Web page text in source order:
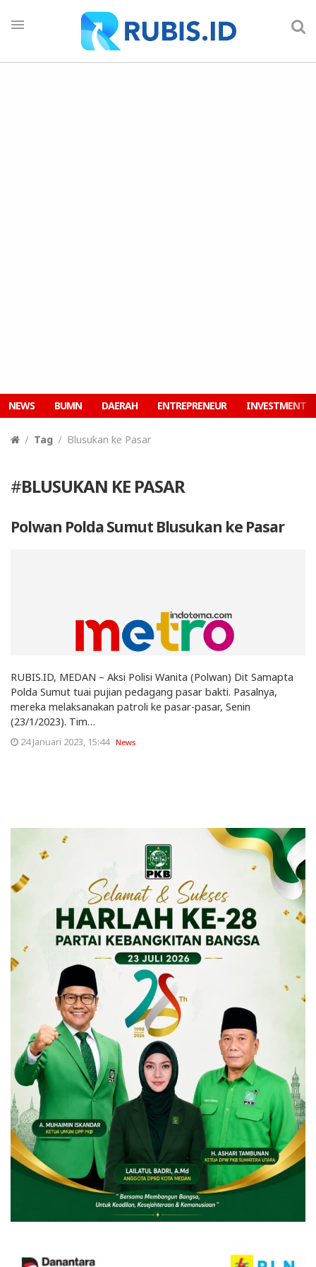
NEWS BUMN DAERAH ENTREPRENEUR INVESTMENT
Tag Blusukan ke Pasar
#BLUSUKAN KE PASAR
Polwan Polda Sumut Blusukan ke Pasar
RUBIS.ID, MEDAN – Aksi Polisi Wanita (Polwan) Dit Samapta
Polda Sumut tuai pujian pedagang pasar bakti. Pasalnya,
mereka melaksanakan patroli ke pasar-pasar, Senin
(23/1/2023). Tim…
24 Januari 2023, 15:44 News